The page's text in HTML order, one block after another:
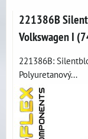
221386B
Volkswagen I
221386B:
Polyuretanový...